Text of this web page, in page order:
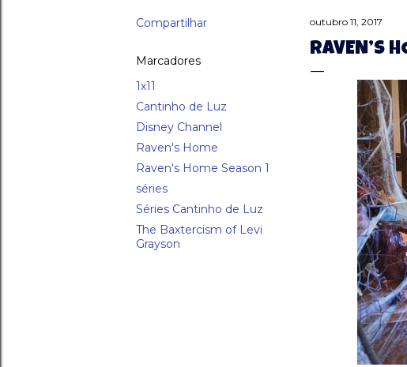
Compartilhar
Marcadores
1x11
Cantinho de Luz
Disney Channel
Raven's Home
Raven's Home Season 1
séries
Séries Cantinho de Luz
The Baxtercism of Levi
Grayson
outubro 11, 2017
RAVEN’S